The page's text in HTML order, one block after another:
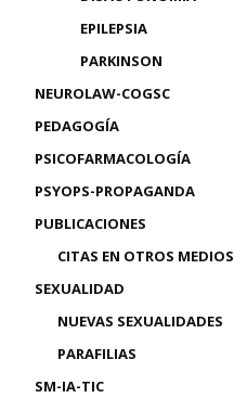
EPILEPSIA
PARKINSON
NEUROLAW-COGSC
PEDAGOGÍA
PSICOFARMACOLOGÍA
PSYOPS-PROPAGANDA
PUBLICACIONES
CITAS EN OTROS MEDIOS
SEXUALIDAD
NUEVAS SEXUALIDADES
PARAFILIAS
SM-IA-TIC